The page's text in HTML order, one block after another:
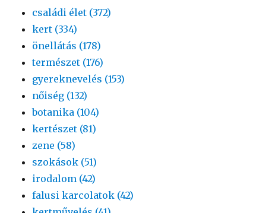
családi élet (372)
kert (334)
önellátás (178)
természet (176)
gyereknevelés (153)
nőiség (132)
botanika (104)
kertészet (81)
zene (58)
szokások (51)
irodalom (42)
falusi karcolatok (42)